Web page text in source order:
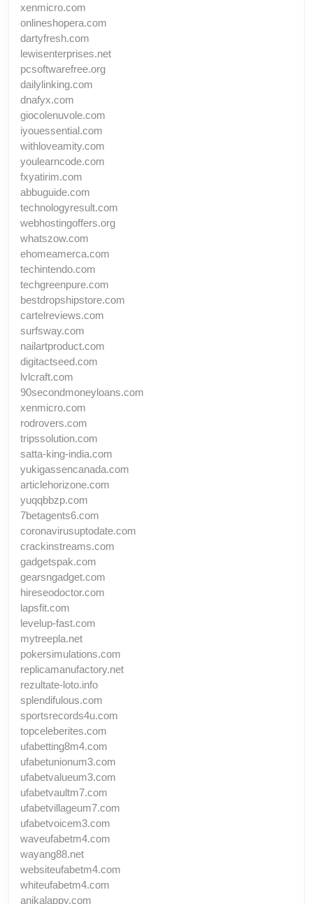
xenmicro.com
onlineshopera.com
dartyfresh.com
lewisenterprises.net
pcsoftwarefree.org
dailylinking.com
dnafyx.com
giocolenuvole.com
iyouessential.com
withloveamity.com
youlearncode.com
fxyatirim.com
abbuguide.com
technologyresult.com
webhostingoffers.org
whatszow.com
ehomeamerca.com
techintendo.com
techgreenpure.com
bestdropshipstore.com
cartelreviews.com
surfsway.com
nailartproduct.com
digitactseed.com
lvlcraft.com
90secondmoneyloans.com
xenmicro.com
rodrovers.com
tripssolution.com
satta-king-india.com
yukigassencanada.com
articlehorizone.com
yuqqbbzp.com
7betagents6.com
coronavirusuptodate.com
crackinstreams.com
gadgetspak.com
gearsngadget.com
hireseodoctor.com
lapsfit.com
levelup-fast.com
mytreepla.net
pokersimulations.com
replicamanufactory.net
rezultate-loto.info
splendifulous.com
sportsrecords4u.com
topceleberites.com
ufabetting8m4.com
ufabetunionum3.com
ufabetvalueum3.com
ufabetvaultm7.com
ufabetvillageum7.com
ufabetvoicem3.com
waveufabetm4.com
wayang88.net
websiteufabetm4.com
whiteufabetm4.com
anikalappy.com